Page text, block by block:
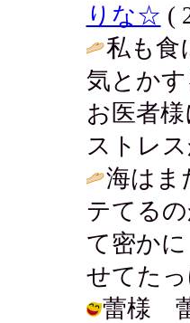
りな☆ (
私も食
気とか
お医者
ストレ
海はま
テてる
て密か
せてた
蕾様